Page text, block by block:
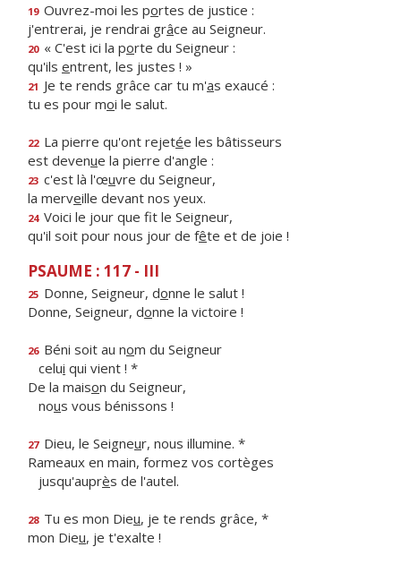
19 Ouvrez-moi les portes de justice :
j'entrerai, je rendrai grâce au Seigneur.
20 « C'est ici la porte du Seigneur :
qu'ils entrent, les justes ! »
21 Je te rends grâce car tu m'as exaucé :
tu es pour moi le salut.
22 La pierre qu'ont rejetée les bâtisseurs
est devenue la pierre d'angle :
23 c'est là l'œuvre du Seigneur,
la merveille devant nos yeux.
24 Voici le jour que ft le Seigneur,
qu'il soit pour nous jour de fête et de joie !
PSAUME : 117 - III
25 Donne, Seigneur, donne le salut !
Donne, Seigneur, donne la victoire !
26 Béni soit au nom du Seigneur
celui qui vient ! *
De la maison du Seigneur,
nous vous bénissons !
27 Dieu, le Seigneur, nous illumine. *
Rameaux en main, formez vos cortèges
jusqu'auprès de l'autel.
28 Tu es mon Dieu, je te rends grâce, *
mon Dieu, je t'exalte !